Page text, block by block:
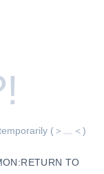
(＞﹏＜)
TO